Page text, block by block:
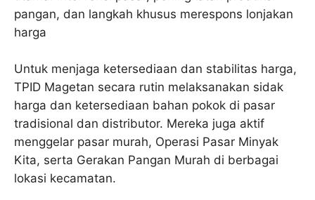
pangan, dan langkah khusus merespons lonjakan
harga
Untuk menjaga ketersediaan dan stabilitas harga,
TPID Magetan secara rutin melaksanakan sidak
harga dan ketersediaan bahan pokok di pasar
tradisional dan distributor. Mereka juga aktif
menggelar pasar murah, Operasi Pasar Minyak
Kita, serta Gerakan Pangan Murah di berbagai
lokasi kecamatan.